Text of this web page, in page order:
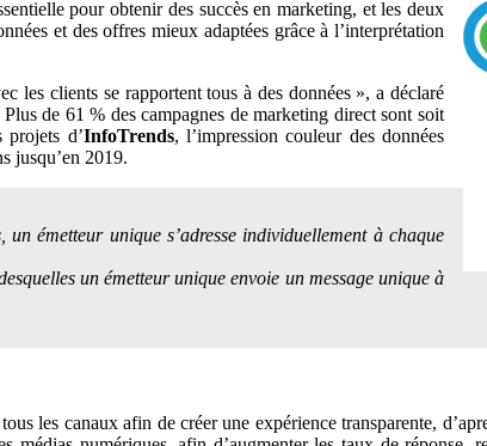
pour obtenir des succès en marketing, et les deux
et des offres mieux adaptées grâce à l’interprétation
les clients se rapportent tous à des données », a déclaré
de 61 % des campagnes de marketing direct sont soit
d’InfoTrends, l’impression couleur des données
jusqu’en 2019.
émetteur unique s’adresse individuellement à chaque
un émetteur unique envoie un message unique à
les canaux afin de créer une expérience transparente,